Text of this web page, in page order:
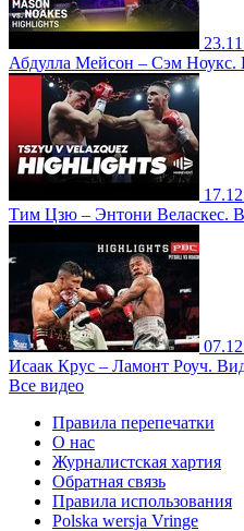
Абдулла Мейсон – Сэм Ноукс.
Тим Цзю – Энтони Веласкес.
Исаак Крус – Ламонт Роуч.
Все видео
Правила перепечатки
О нас
Журналистская хартия
Обратная связь
Правила использования
Polska wersja Vringe